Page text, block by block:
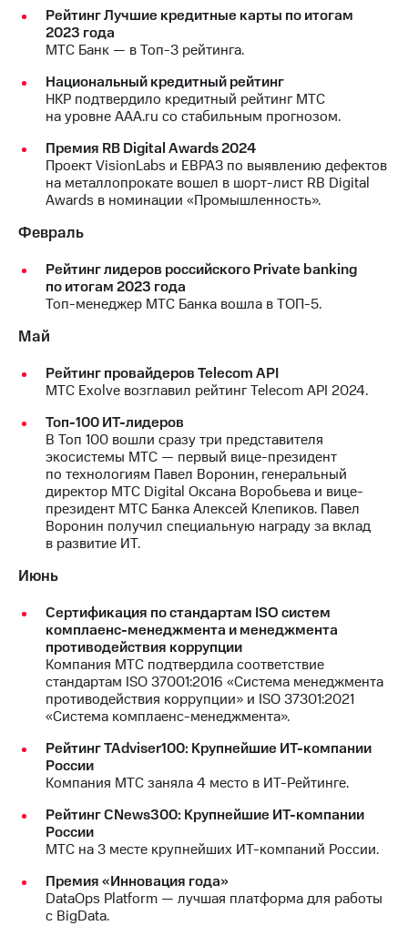
МТС
о технологиях
Достижения
Интервью
Финансовая
отчетность
Контакты
Новости
регионе
и акционерам
Корпоративный
секретарь
информации
Информация
акционерам
Документы
ПАО
"МТС"
Собрания
акционеров
акционера
Акционерный
капитал
Контроль
и
аудит
Рынок
акций
Описание
Программа
приобретения
Порядок
выкупа
акций
Рынок
облигаций
Рейтинг Лучшие кредитные карты по итогам
2023 года
МТС Банк — в Топ-3 рейтинга.
Национальный кредитный рейтинг
НКР подтвердило кредитный рейтинг МТС
на уровне AAA.ru со стабильным прогнозом.
Премия RB Digital Awards 2024
Проект VisionLabs и ЕВРАЗ по выявлению дефектов
на металлопрокате вошел в шорт-лист RB Digital
Awards в номинации «Промышленность».
Февраль
Рейтинг лидеров российского Private banking
по итогам 2023 года
Топ-менеджер МТС Банка вошла в ТОП-5.
Май
Рейтинг провайдеров Telecom API
МТС Exolve возглавил рейтинг Telecom API 2024.
Топ-100 ИТ-лидеров
В Топ 100 вошли сразу три представителя
экосистемы МТС — первый вице-президент
по технологиям Павел Воронин, генеральный
директор МТС Digital Оксана Воробьева и вице-
президент МТС Банка Алексей Клепиков. Павел
Воронин получил специальную награду за вклад
в развитие ИТ.
Июнь
Сертификация по стандартам ISO систем
комплаенс-менеджмента и менеджмента
противодействия коррупции
Компания МТС подтвердила соответствие
стандартам ISO 37001:2016 «Система менеджмента
противодействия коррупции» и ISO 37301:2021
«Система комплаенс-менеджмента».
Рейтинг TAdviser100: Крупнейшие ИТ-компании
России
Компания МТС заняла 4 место в ИТ-Рейтинге.
Рейтинг CNews300: Крупнейшие ИТ-компании
России
МТС на 3 месте крупнейших ИТ-компаний России.
Премия «Инновация года»
DataOps Platform — лучшая платформа для работы
с BigData.